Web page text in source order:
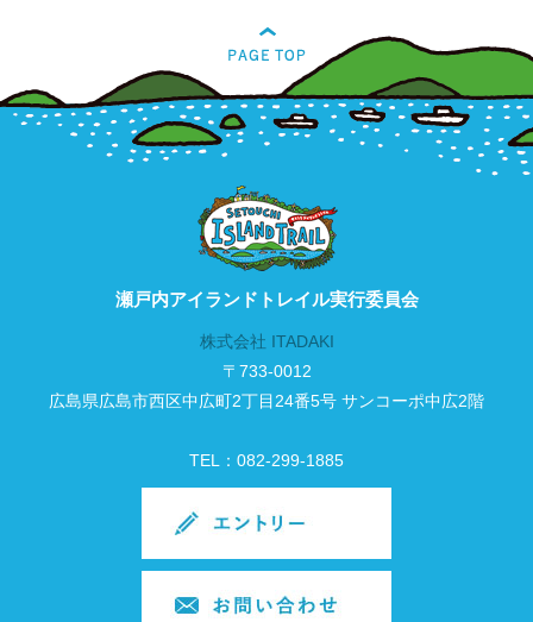
瀬戸内アイランドトレイル実行委員会
株式会社 ITADAKI
〒733-0012
広島県広島市西区中広町2丁目24番5号 サンコーポ中広2階
TEL：082-299-1885